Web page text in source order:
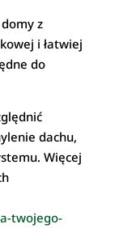
z
i łatwiej
do
dachu,
Więcej
twojego-